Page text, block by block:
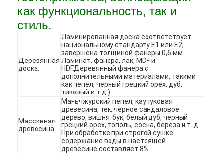
Продукты
Видеозаписи
как функциональность, так и
стиль.
Деревянная
доска:
Ламинированная доска соответствует
национальному стандарту E1 или E2,
завершена толщиной фанеры 0,6 мм.
Ламинат, фанера, лак, MDF и
HDF.Деревянный фанера с
дополнительными материалами, такими
как пепел, черный грецкий орех, дуб,
тиковый и т.д.)
Массивная
древесина:
Маньчжурский пепел, каучуковая
древесина, тек, черное сандаловое
дерево, вишня, бук, белый дуб, черный
грецкий орех, тополь, сосна, береза и т. д.
При обработке при строгой сушке
содержание воды в настоящей
древесине составляет 8%